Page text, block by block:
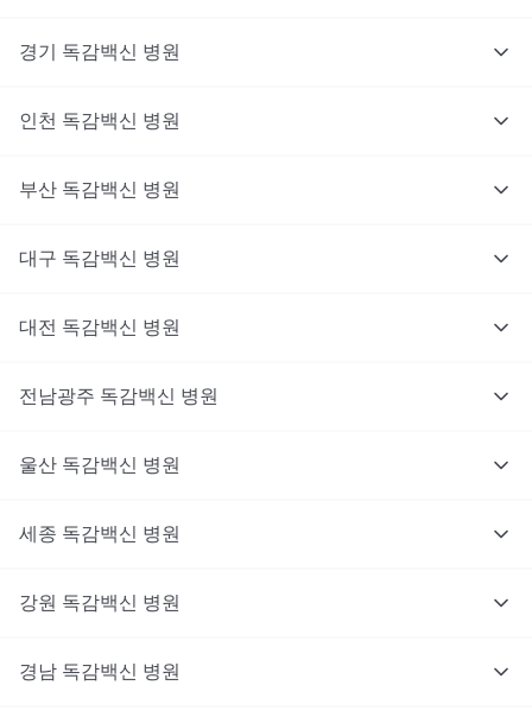
경기 독감백신 병원
인천 독감백신 병원
부산 독감백신 병원
대구 독감백신 병원
대전 독감백신 병원
전남광주 독감백신 병원
울산 독감백신 병원
세종 독감백신 병원
강원 독감백신 병원
경남 독감백신 병원